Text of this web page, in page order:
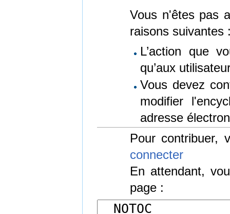
Vous n'êtes pas
raisons suivantes
L’action que
qu’aux
Vous devez
modifier
adresse
Pour contribuer,
connecter
En attendant,
page :